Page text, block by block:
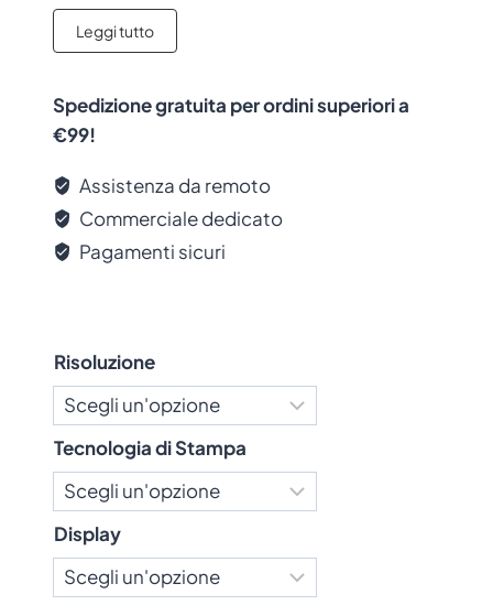
invece, stampa direttamente sulla carta
termica, rendendo la TH/DH240 versatile
etichette temporanee o con lunga durata.
Leggi tutto
Spedizione gratuita per ordini superiori a
€99!
Assistenza da remoto
Commerciale dedicato
Pagamenti sicuri
Risoluzione
Tecnologia di Stampa
Display